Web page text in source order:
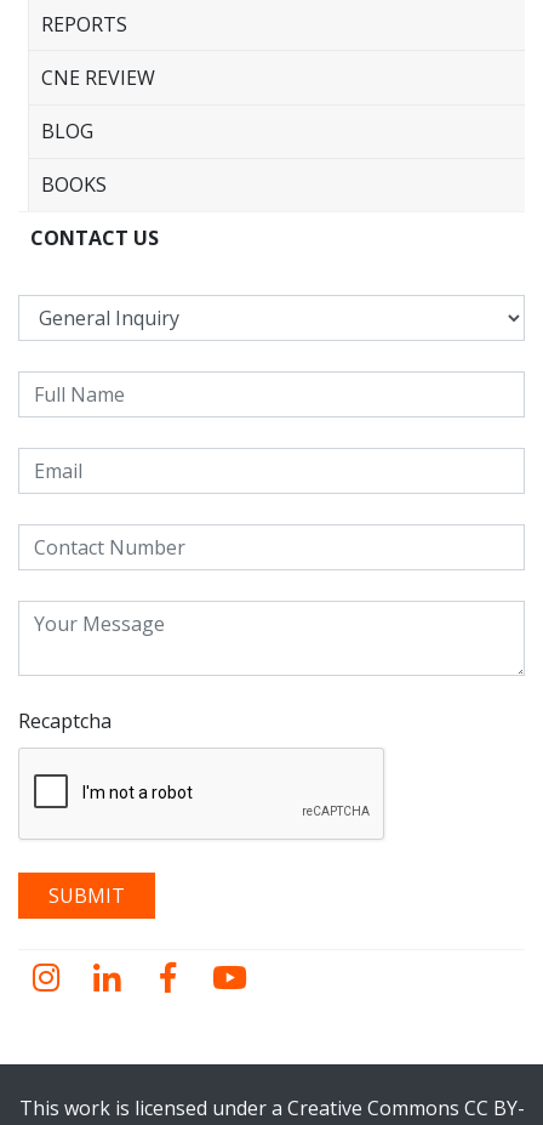
REPORTS
CNE REVIEW
BLOG
BOOKS
CONTACT US
Recaptcha
Instagram
LinkedInFacebookYouTube
This work is licensed under a Creative Commons CC BY-